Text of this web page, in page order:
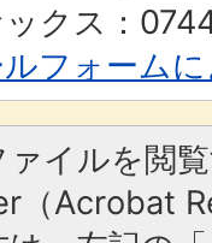
ックス：
ルフォーム
ァイルを閲
（Acrobat